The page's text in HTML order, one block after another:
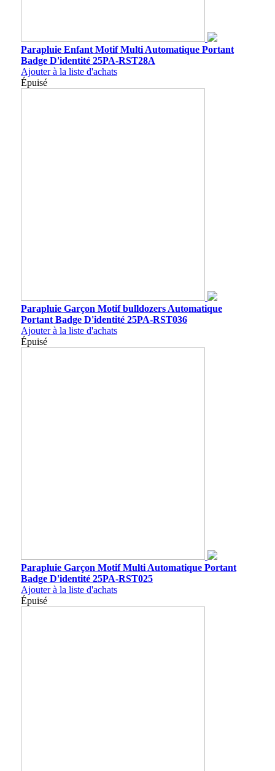
Parapluie Enfant Motif Multi Automatique Portant
Badge D'identité 25PA-RST28A
Ajouter à la liste d'achats
Épuisé
Parapluie Garçon Motif bulldozers Automatique
Portant Badge D'identité 25PA-RST036
Ajouter à la liste d'achats
Épuisé
Parapluie Garçon Motif Multi Automatique Portant
Badge D'identité 25PA-RST025
Ajouter à la liste d'achats
Épuisé